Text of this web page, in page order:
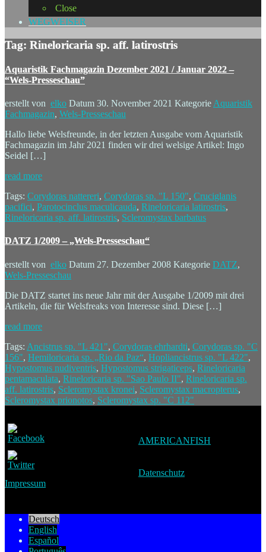
Close
WEGWEISER
Tag: Rineloricaria sp. aff. latirostris
Aquaristik Fachmagazin Dezember 2021 / Januar 2022 –
“Wels-Presseschau”
erstellt von elko Datum 30. November 2021 Kategorie Aquaristik
Fachmagazin, Wels-Presseschau
Hallo liebe Welsfreunde, in der letzten Ausgabe vom Aquaristik
Fachmagazin im Jahr 2021 finden wir drei welsige Artikel: Ingo
Seidel […]
read more
Tags: Corydoras nattereri, Corydoras sp. "L 150", Cruciglanis
pacifici, Parotocinclus maculicauda, Rineloricaria latirostris,
Rineloricaria sp. aff. latirostris, Scleromystax barbatus
DATZ 1/2009 – „Wels-Presseschau“
erstellt von elko Datum 27. Dezember 2008 Kategorie DATZ,
Wels-Presseschau
Die DATZ startet ins neue Jahr mit der Ausgabe 1/2009 mit drei
Artikeln, die für Welsfreaks von Interesse sind. Diese […]
read more
Tags: Ancistrus sp. "L 421", Corydoras ehrhardti, Corydoras sp. "C
156", Hemiloricaria sp. „Rio da Paz“, Hopliancistrus sp. "L 422",
Hypostomus nudiventris, Hypostomus strigaticeps, Rineloricaria
pentamaculata, Rineloricaria sp. "Sao Paulo II", Rineloricaria sp.
aff. latirostris, Scleromystax kronei, Scleromystax macropterus,
Scleromystax prionotos, Scleromystax sp. "C 112"
AMERICANFISH
Datenschutz
Impressum
Deutsch
English
Español